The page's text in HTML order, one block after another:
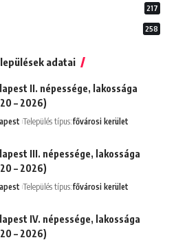
217
258
adatai
II. népessége, lakossága
– 2026)
Település típus:fővárosi kerület
III. népessége, lakossága
– 2026)
Település típus:fővárosi kerület
IV. népessége, lakossága
– 2026)